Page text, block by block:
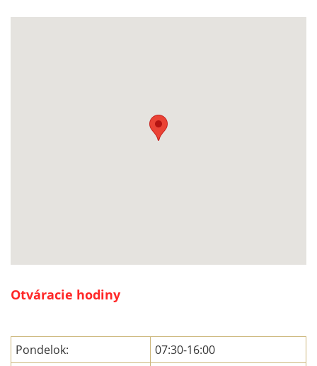
Otváracie hodiny
Pondelok:
07:30-16:00